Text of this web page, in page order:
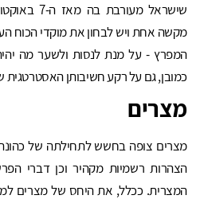
מקשה אחת ויש לבחון את מוקדי הכוח
המפרץ - על מנת לנסות ולשער מה
כמובן, גם על רקע חשיבותן האסטרטגית
מצרים
מצרים צופה בחשש לתחילתה של
הצהרות רשמיות מקהיר וכן דברי
המצרית. ככלל, את היחס של מצרים